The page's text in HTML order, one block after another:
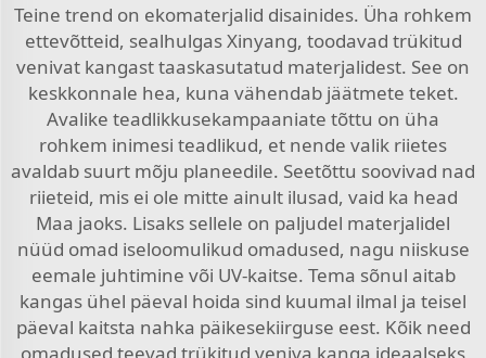
Teine trend on ekomaterjalid disainides. Üha rohkem
ettevõtteid, sealhulgas Xinyang, toodavad trükitud
venivat kangast taaskasutatud materjalidest. See on
keskkonnale hea, kuna vähendab jäätmete teket.
Avalike teadlikkusekampaaniate tõttu on üha
rohkem inimesi teadlikud, et nende valik riietes
avaldab suurt mõju planeedile. Seetõttu soovivad nad
riieteid, mis ei ole mitte ainult ilusad, vaid ka head
Maa jaoks. Lisaks sellele on paljudel materjalidel
nüüd omad iseloomulikud omadused, nagu niiskuse
eemale juhtimine või UV-kaitse. Tema sõnul aitab
kangas ühel päeval hoida sind kuumal ilmal ja teisel
päeval kaitsta nahka päikesekiirguse eest. Kõik need